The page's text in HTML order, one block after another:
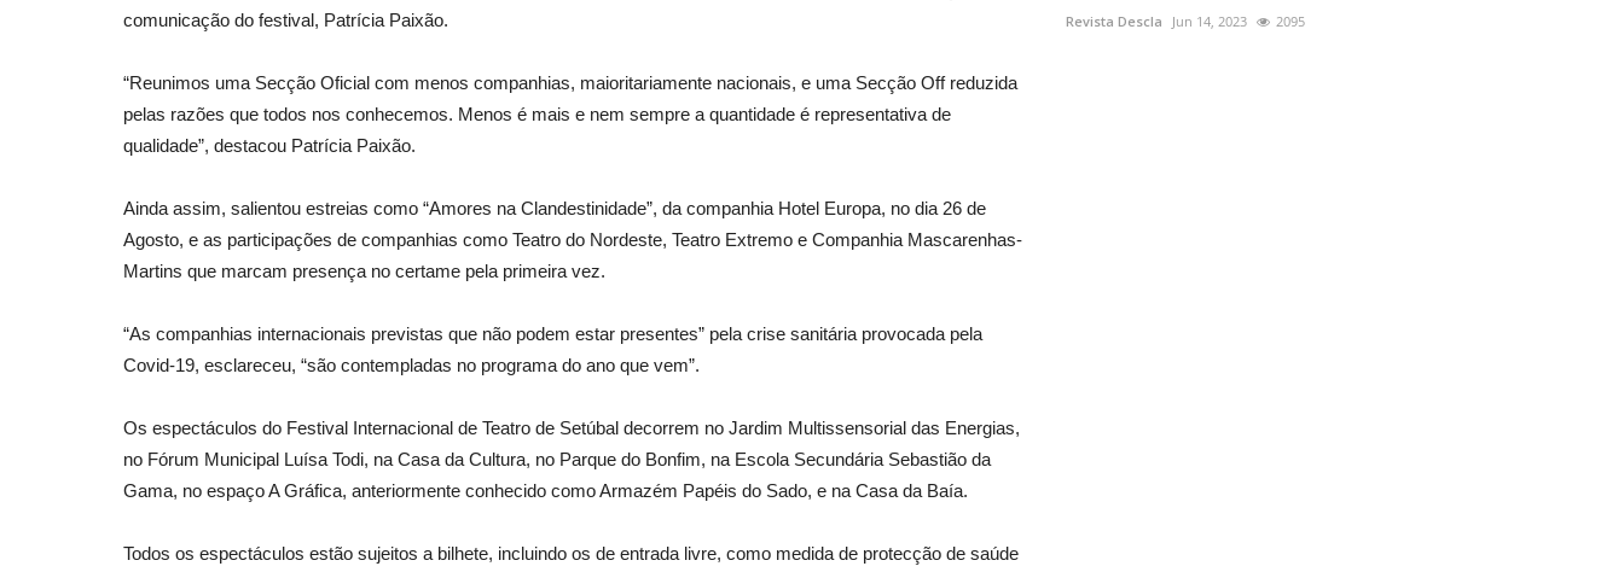
comunicação do festival, Patrícia Paixão.
“Reunimos uma Secção Oficial com menos companhias, maioritariamente nacionais, e uma Secção Off reduzida
pelas razões que todos nos conhecemos. Menos é mais e nem sempre a quantidade é representativa de
qualidade”, destacou Patrícia Paixão.
Ainda assim, salientou estreias como “Amores na Clandestinidade”, da companhia Hotel Europa, no dia 26 de
Agosto, e as participações de companhias como Teatro do Nordeste, Teatro Extremo e Companhia Mascarenhas-
Martins que marcam presença no certame pela primeira vez.
“As companhias internacionais previstas que não podem estar presentes” pela crise sanitária provocada pela
Covid-19, esclareceu, “são contempladas no programa do ano que vem”.
Os espectáculos do Festival Internacional de Teatro de Setúbal decorrem no Jardim Multissensorial das Energias,
no Fórum Municipal Luísa Todi, na Casa da Cultura, no Parque do Bonfim, na Escola Secundária Sebastião da
Gama, no espaço A Gráfica, anteriormente conhecido como Armazém Papéis do Sado, e na Casa da Baía.
Todos os espectáculos estão sujeitos a bilhete, incluindo os de entrada livre, como medida de protecção de saúde
Revista Descla Mar 14, 2023 2459 Revista Descla Jun 14, 2023 2095